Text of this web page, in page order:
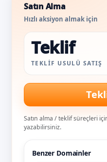
Satın Alma
Hızlı aksiyon almak için
Teklif
TEKLIF USULÜ SATIŞ
Satın alma / teklif süreçleri
yazabilirsiniz.
Benzer Domainler